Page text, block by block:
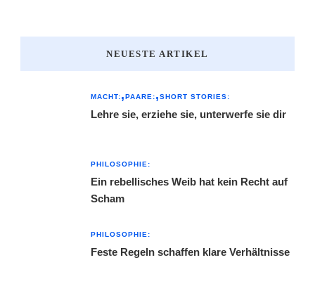
NEUESTE ARTIKEL
MACHT: PAARE: SHORT STORIES:
Lehre sie, erziehe sie, unterwerfe sie dir
PHILOSOPHIE:
Ein rebellisches Weib hat kein Recht auf
Scham
PHILOSOPHIE:
Feste Regeln schaffen klare Verhältnisse